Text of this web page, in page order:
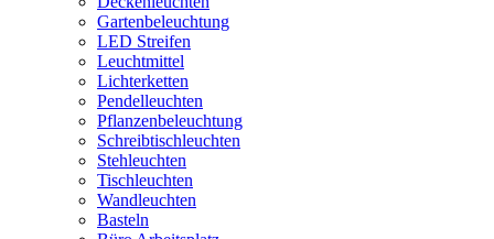
Gartenbeleuchtung
LED Streifen
Leuchtmittel
Lichterketten
Pendelleuchten
Pflanzenbeleuchtung
Schreibtischleuchten
Stehleuchten
Tischleuchten
Wandleuchten
Basteln